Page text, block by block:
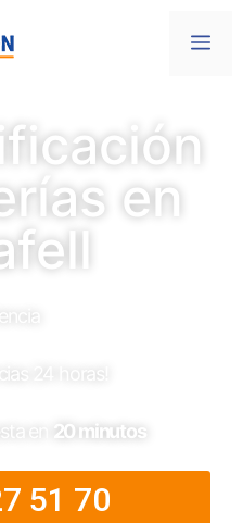
en
24 horas!
en 20 minutos
51 70